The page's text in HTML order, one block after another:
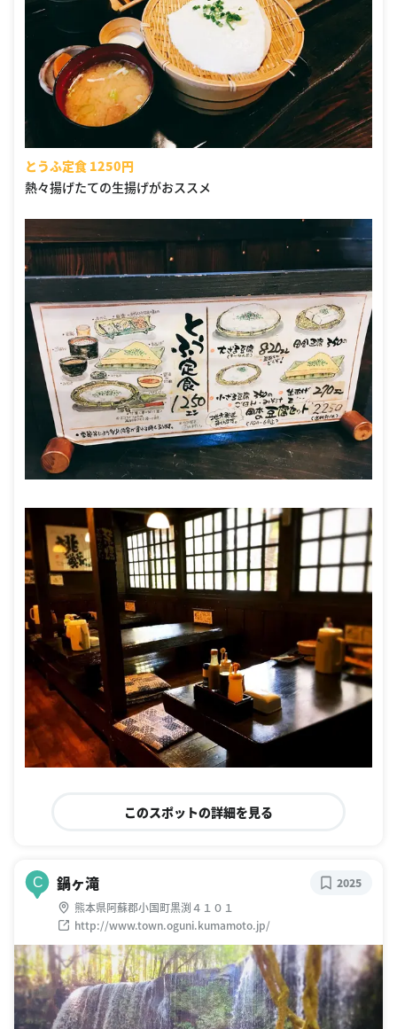
とうふ定食 1250円
熱々揚げたての生揚げがおススメ
このスポットの詳細を見る
C 鍋ヶ滝
熊本県阿蘇郡小国町黒渕４１０１
http://www.town.oguni.kumamoto.jp/
2025